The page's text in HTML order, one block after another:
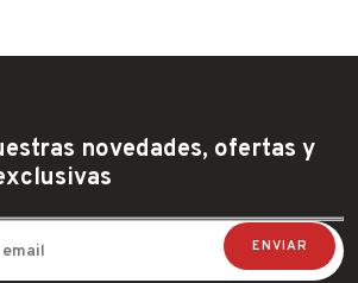
novedades, ofertas y